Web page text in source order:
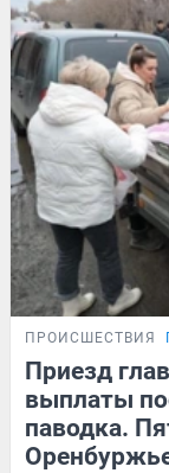
ПРОИСШЕСТВИЯ
Приезд
выплаты
паводка.